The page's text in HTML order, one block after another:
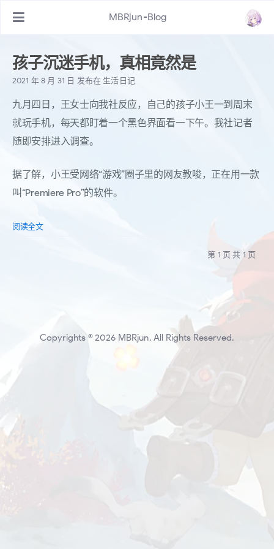
MBRjun-Blog
孩子沉迷手机，真相竟然是
2021 年 8 月 31 日 发布在 生活日记
九月四日，王女士向我社反应，自己的孩子小王一到周末
就玩手机，每天都盯着一个黑色界面看一下午。我社记者
随即安排进入调查。
据了解，小王受网络“游戏”圈子里的网友教唆，正在用一款
叫“Premiere Pro”的软件。
阅读全文
第 1 页 共 1 页
Copyrights © 2026 MBRjun. All Rights Reserved.